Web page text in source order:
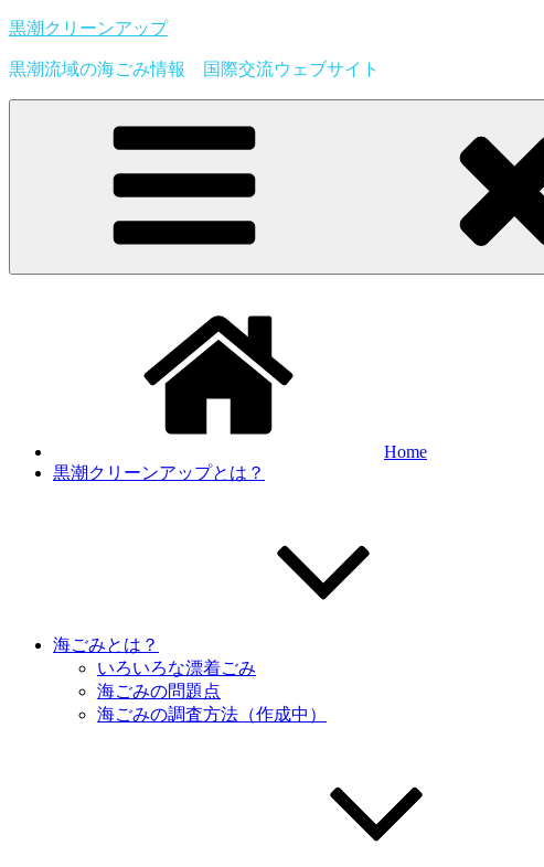
Skip
content
黒潮クリーンアップ
黒潮流域の海ごみ情報 国際交流ウェブサイト
Home
黒潮クリーンアップとは？
海ごみとは？
いろいろな漂着ごみ
海ごみの問題点
海ごみの調査方法（作成中）